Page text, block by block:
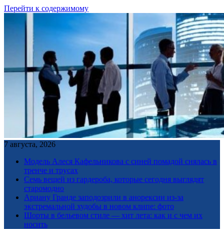
Перейти к содержимому
7 августа, 2026
Модель Алеся Кафельникова с синей помадой снялась в
тренче и трусах
Семь вещей из гардероба, которые сегодня выглядят
старомодно
Ариану Гранде заподозрили в анорексии из-за
экстремальной худобы в новом клипе: фото
Шорты в бельевом стиле — хит лета: как и с чем их
носить